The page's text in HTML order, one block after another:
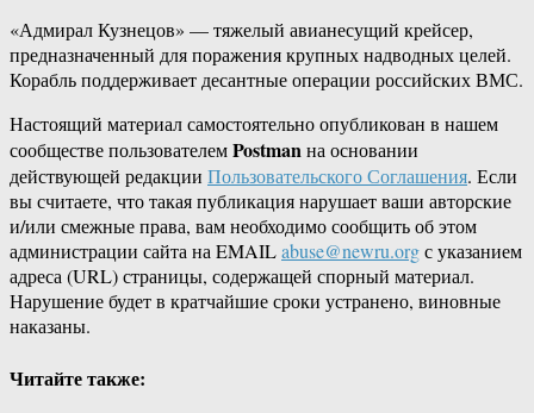
«Адмирал Кузнецов» — тяжелый авианесущий крейсер,
предназначенный для поражения крупных надводных целей.
Корабль поддерживает десантные операции российских ВМС.
Настоящий материал самостоятельно опубликован в нашем
сообществе пользователемPostmanна основании
действующей редакции Пользовательского Соглашения. Если
вы считаете, что такая публикация нарушает ваши авторские
и/или смежные права, вам необходимо сообщить об этом
администрации сайта на EMAILabuse@newru.orgс указанием
адреса (URL) страницы, содержащей спорный материал.
Нарушение будет в кратчайшие сроки устранено, виновные
наказаны.
Читайте также: